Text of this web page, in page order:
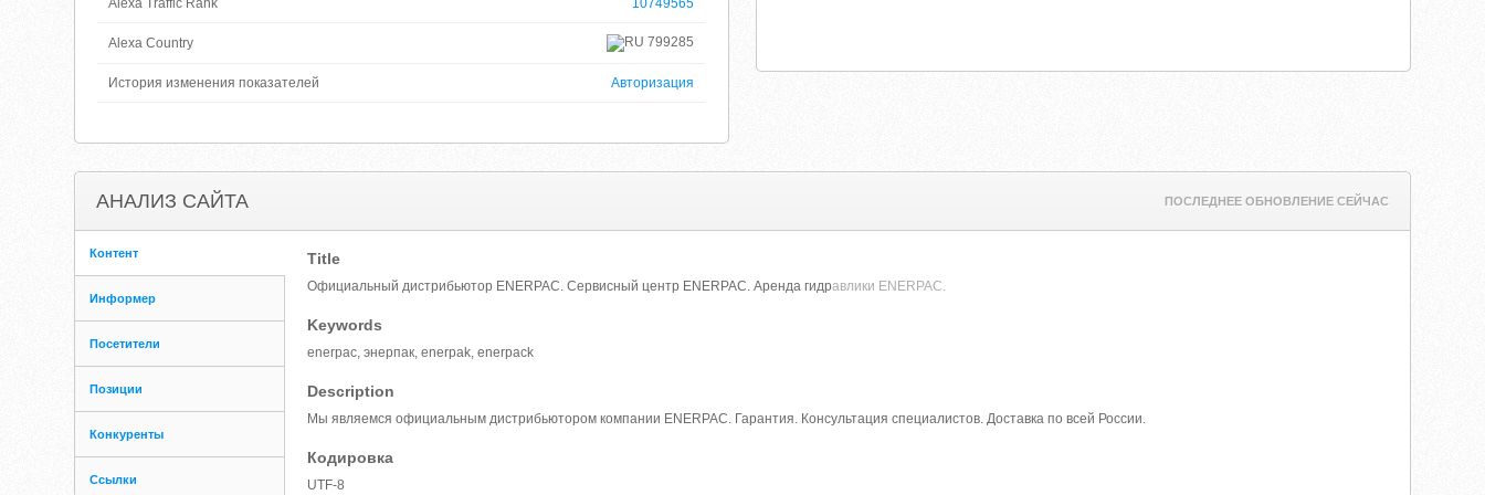
Alexa Traffic Rank 10749565
Alexa Country 799285
История изменения показателей Авторизация
АНАЛИЗ САЙТА ПОСЛЕДНЕЕ ОБНОВЛЕНИЕ СЕЙЧАС
Контент
Информер
Посетители
Позиции
Конкуренты
Ссылки
Title
Официальный дистрибьютор ENERPAC. Сервисный центр ENERPAC. Аренда гидравлики ENERPAC.
Keywords
enerpac, энерпак, enerpak, enerpack
Description
Мы являемся официальным дистрибьютором компании ENERPAC. Гарантия. Консультация специалистов. Доставка по всей России.
Кодировка
UTF-8